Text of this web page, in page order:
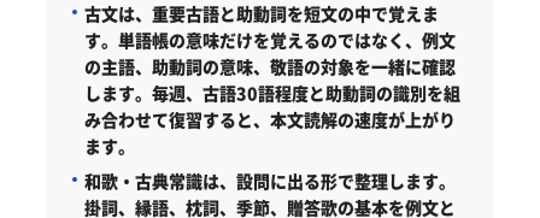
古文は、重要古語と助動詞を短文の中で覚えま
す。 単語帳の意味だけを覚えるのではなく、例文
の主語、助動詞の意味、敬語の対象を一緒に確認
します。毎週、古語30語程度と助動詞の識別を組
み合わせて復習すると、本文読解の速度が上がり
ます。
和歌・古典常識は、設問に出る形で整理します。
掛詞、縁語、枕詞、季節、贈答歌の基本を例文と